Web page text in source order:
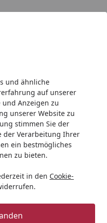
und ähnliche
auf unserer
Anzeigen zu
unserer Website zu
stimmen Sie der
der Verarbeitung Ihrer
ein bestmögliches
zu bieten.
in den Cookie-
& Diätfutter Paws&Patch
250g